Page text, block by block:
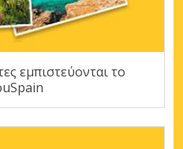
εμπιστεύονται το